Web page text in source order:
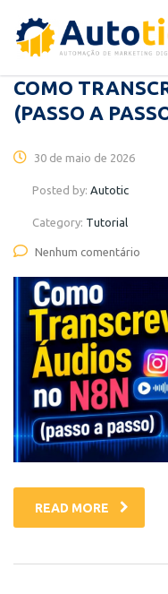
COMO
(PASSO A
30 de maio de 2026
Posted by: Autotic
Category: Tutorial
Nenhum comentário
READ MORE